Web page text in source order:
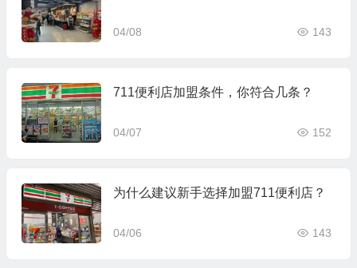
04/08 143
711便利店加盟条件，你符合几条？
04/07 152
为什么建议新手选择加盟711便利店？
04/06 143